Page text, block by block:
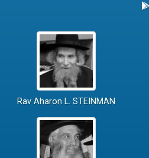
Rav Aharon L. STEINMAN